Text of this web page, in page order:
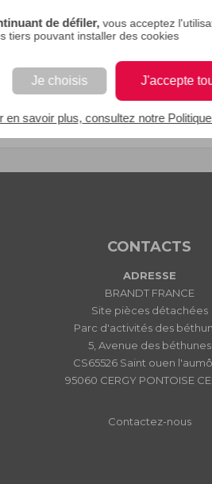
de défiler, vous acceptez
tiers pouvant installer des cookies
Je choisis J'accepte
en savoir plus, consultez notre
fait beaucoup de froid et que le
cette pièce de remplacement afin de
CONTACTS
ADRESSE
BRANDT FRANCE
Site pièces détachées
Parc d'activités des
5, Avenue des béthunes
CS65526 Saint ouen
95060 CERGY PONTOISE
Contactez-nous